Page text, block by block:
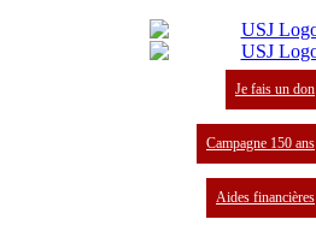
Je fais un don
Campagne 150 ans
Aides financières